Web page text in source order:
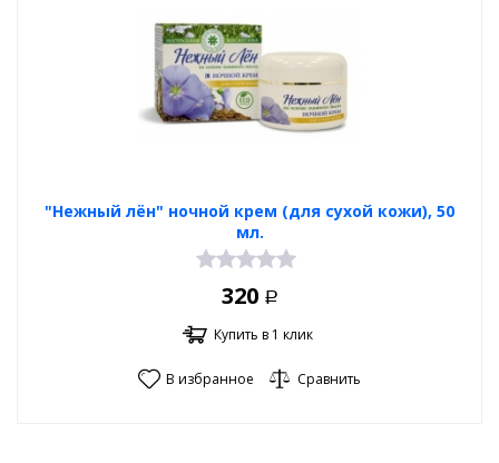
"Нежный лён" ночной крем (для сухой кожи), 50
мл.
320 Р
Купить в 1 клик
В избранное Сравнить